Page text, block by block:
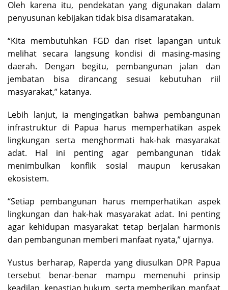
Oleh karena itu, pendekatan yang digunakan dalam
penyusunan kebijakan tidak bisa disamaratakan.
“Kita membutuhkan FGD dan riset lapangan untuk
melihat secara langsung kondisi di masing-masing
daerah. Dengan begitu, pembangunan jalan dan
jembatan bisa dirancang sesuai kebutuhan riil
masyarakat,” katanya.
Lebih lanjut, ia mengingatkan bahwa pembangunan
infrastruktur di Papua harus memperhatikan aspek
lingkungan serta menghormati hak-hak masyarakat
adat. Hal ini penting agar pembangunan tidak
menimbulkan konflik sosial maupun kerusakan
ekosistem.
“Setiap pembangunan harus memperhatikan aspek
lingkungan dan hak-hak masyarakat adat. Ini penting
agar kehidupan masyarakat tetap berjalan harmonis
dan pembangunan memberi manfaat nyata,” ujarnya.
Yustus berharap, Raperda yang diusulkan DPR Papua
tersebut benar-benar mampu memenuhi prinsip
keadilan, kepastian hukum, serta memberikan manfaat